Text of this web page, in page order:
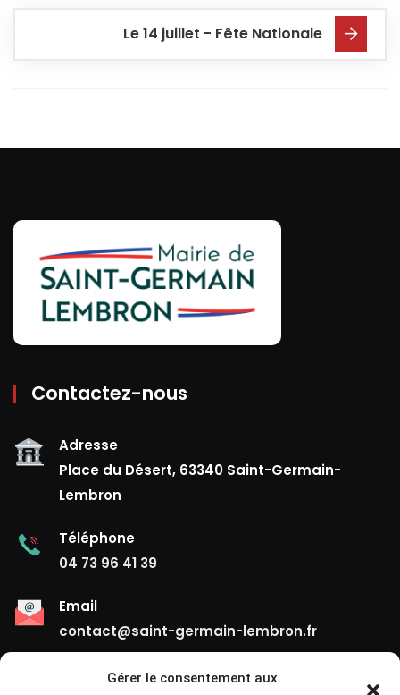
Gérer le consentement aux
Le 14 juillet - Fête Nationale
Contactez-nous
Adresse
Place du Désert, 63340 Saint-Germain-
Lembron
Téléphone
04 73 96 41 39
Email
contact@saint-germain-lembron.fr